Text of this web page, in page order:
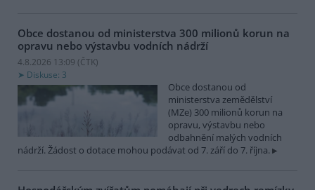
Obce dostanou od ministerstva 300 milionů korun na
opravu nebo výstavbu vodních nádrží
4.8.2026 13:09 (ČTK)
Diskuse: 3
Obce dostanou od
ministerstva zemědělství
(MZe) 300 milionů korun na
opravu, výstavbu nebo
odbahnění malých vodních
nádrží. Žádost o dotace mohou podávat od 7. září do 7. října.